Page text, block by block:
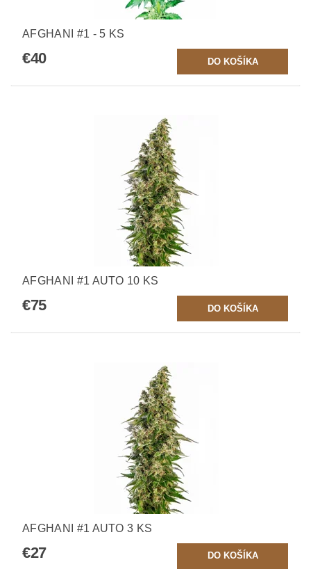
AFGHANI #1 - 5 KS
€40
AFGHANI #1 AUTO 10 KS
€75
AFGHANI #1 AUTO 3 KS
€27